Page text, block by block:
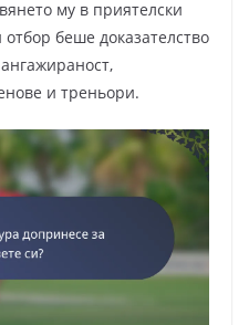
му в приятелски
беше доказателство
и треньори.